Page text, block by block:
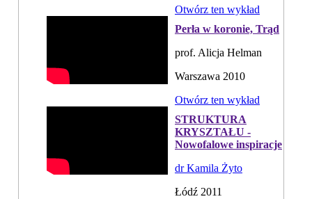
Otwórz ten wykład
Perła w koronie, Trąd
prof. Alicja Helman
Warszawa 2010
Otwórz ten wykład
STRUKTURA
KRYSZTAŁU -
Nowofalowe inspiracje
dr Kamila Żyto
Łódź 2011